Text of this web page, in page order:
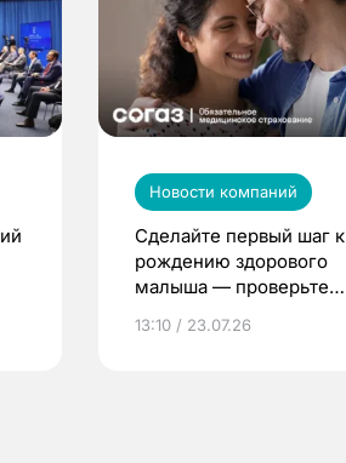
Новости компаний
Сделайте первый шаг к
рождению здорового
малыша — проверьте
по ОМС!
13:10 / 23.07.26